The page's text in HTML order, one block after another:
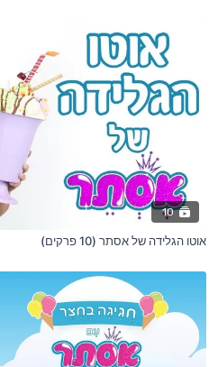
10
אוטו הגלידה של אסתר (10 פרקים)